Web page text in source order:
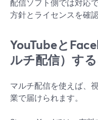
配信ソフト側では対応
方針とライセンスを確
YouTubeと
ルチ配信）す
マルチ配信を使えば、
業で届けられます。